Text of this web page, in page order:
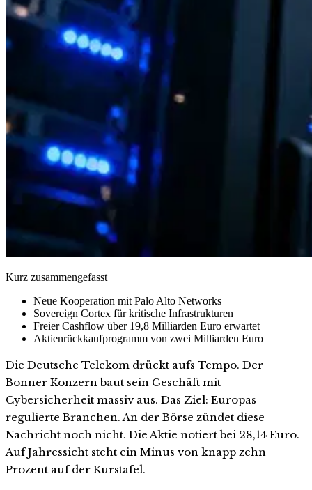
Kurz zusammengefasst
Neue Kooperation mit Palo Alto Networks
Sovereign Cortex für kritische Infrastrukturen
Freier Cashflow über 19,8 Milliarden Euro erwartet
Aktienrückkaufprogramm von zwei Milliarden Euro
Die Deutsche Telekom drückt aufs Tempo. Der
Bonner Konzern baut sein Geschäft mit
Cybersicherheit massiv aus. Das Ziel: Europas
regulierte Branchen. An der Börse zündet diese
Nachricht noch nicht. Die Aktie notiert bei 28,14 Euro.
Auf Jahressicht steht ein Minus von knapp zehn
Prozent auf der Kurstafel.